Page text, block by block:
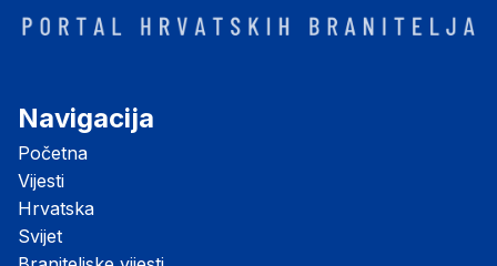
Navigacija
Početna
Vijesti
Hrvatska
Svijet